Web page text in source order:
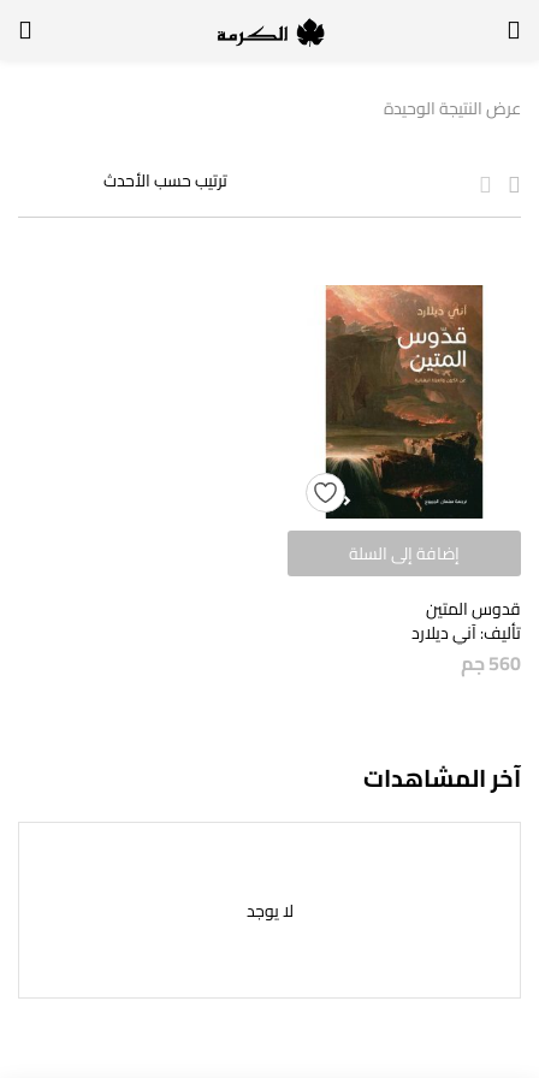
لتسجيل الدخول, أدخل اسم المستخدم وكلمة السر
تذكر بياناتي
لا أذكر كلمة السر
عرض النتيجة الوحيدة
إضافة إلى السلة
قدوس المتين
تأليف: آني ديلارد
560جم
آخر المشاهدات
لا يوجد